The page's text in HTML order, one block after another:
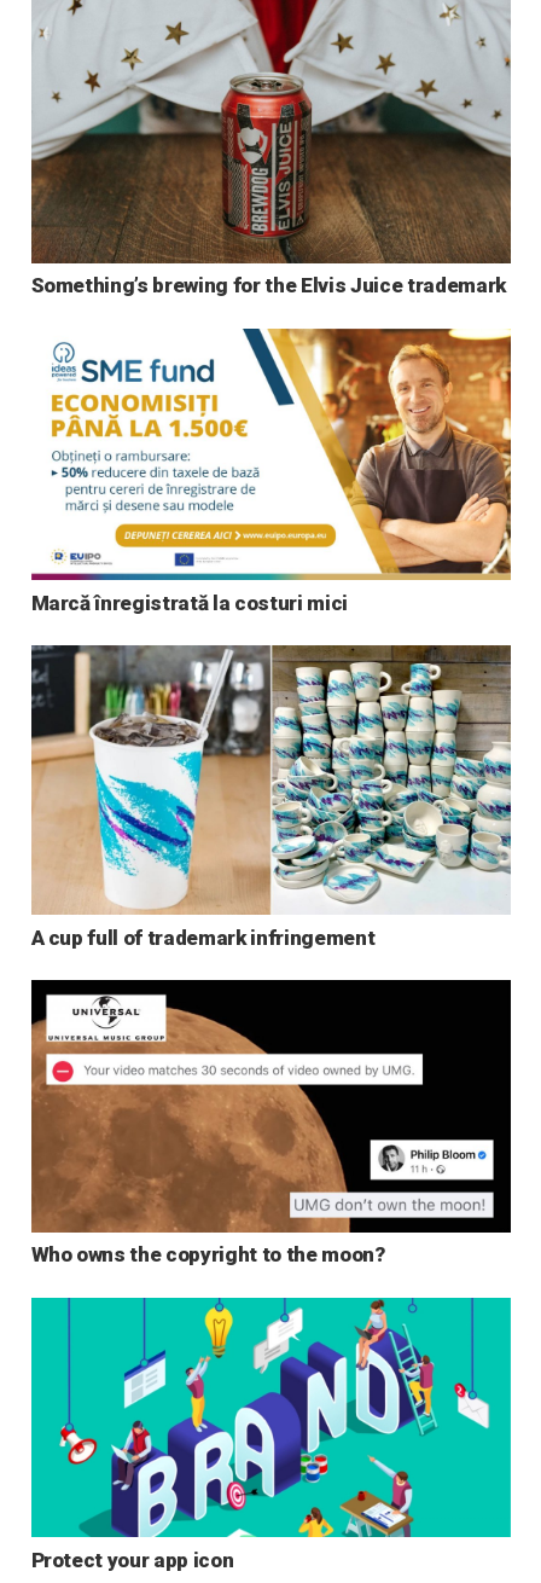
Something’s brewing for the Elvis Juice trademark
Marcă înregistrată la costuri mici
A cup full of trademark infringement
Who owns the copyright to the moon?
Protect your app icon